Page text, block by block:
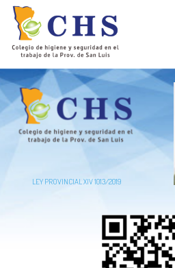
LEY PROVINCIAL XIV 1013/2019